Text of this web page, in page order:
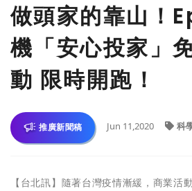
做頭家的靠山！
機「安心投家」
動 限時開跑！
推廣新聞稿 Jun 11,2020 科
【台北訊】隨著台灣疫情漸緩，商業活